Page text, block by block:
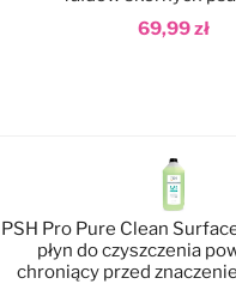
69,99 zł
PSH Pro Pure Clean
płyn do czyszczenia
chroniący przed